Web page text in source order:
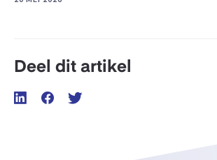
Deel dit artikel